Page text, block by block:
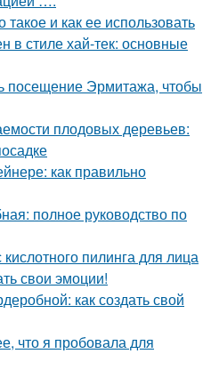
такое и как ее использовать
в стиле хай-тек: основные
посещение Эрмитажа, чтобы
плодовых деревьев:
как правильно
полное руководство по
пилинга для лица
свои эмоции!
как создать свой
что я пробовала для